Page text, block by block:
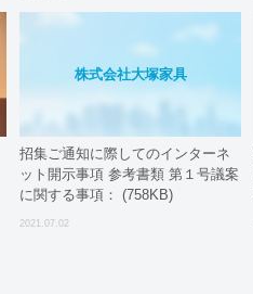
株式会社大塚家具
招集ご通知に際してのインターネ
ット開示事項 参考書類 第１号議案
に関する事項： (758KB)
2021.07.02